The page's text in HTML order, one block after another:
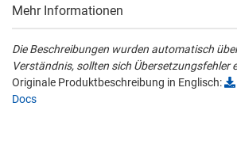
Mehr Informationen
Die Beschreibungen wurden automatisch
Verständnis, sollten sich Übersetzungsfehler
Originale Produktbeschreibung in Englisch:
Docs